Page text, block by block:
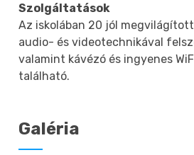
Szolgáltatások
Az iskolában 20 jól
audio- és videotechnikával
valamint kávézó és ingyenes
található.
Galéria